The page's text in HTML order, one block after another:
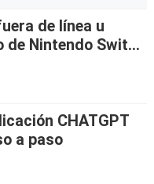
de línea u
Nintendo Switch
CHATGPT
a paso